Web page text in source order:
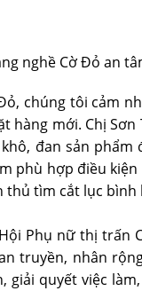
nghề Cờ Đỏ an
chúng tôi cảm
hàng mới. Chị
đan sản phẩm
phù hợp điều
tìm cắt lục bình
Hội Phụ nữ thị
truyền, nhân
giải quyết việc